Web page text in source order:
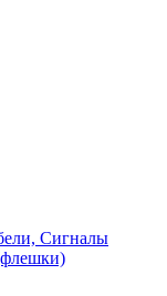
Сигналы